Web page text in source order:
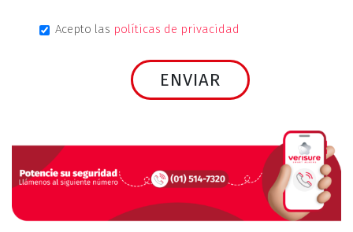
Acepto las políticas de privacidad